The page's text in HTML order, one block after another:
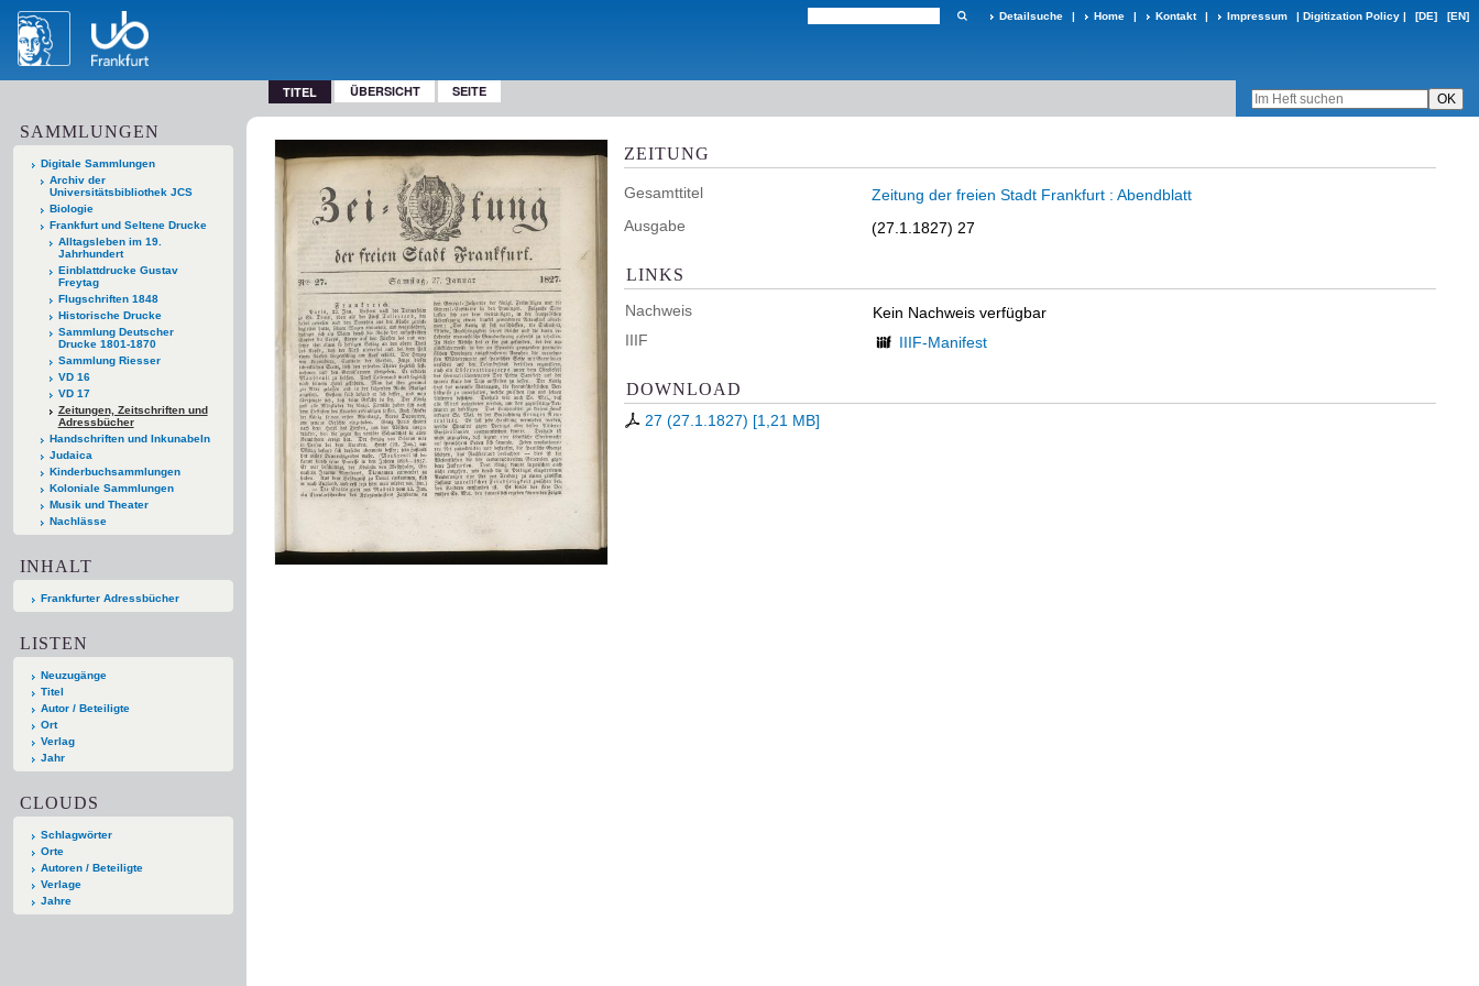
Detailsuche | Home | Kontakt | Impressum | Digitization Policy | [DE] [EN]
TITEL ÜBERSICHT SEITE
SAMMLUNGEN
Digitale Sammlungen
Archiv der
Universitätsbibliothek JCS
Biologie
Frankfurt und Seltene Drucke
Alltagsleben im 19.
Jahrhundert
Einblattdrucke Gustav
Freytag
Flugschriften 1848
Historische Drucke
Sammlung Deutscher
Drucke 1801-1870
Sammlung Riesser
VD 16
VD 17
Zeitungen, Zeitschriften und
Adressbücher
Handschriften und Inkunabeln
Judaica
Kinderbuchsammlungen
Koloniale Sammlungen
Musik und Theater
Nachlässe
INHALT
Frankfurter Adressbücher
LISTEN
Neuzugänge
Titel
Autor / Beteiligte
Ort
Verlag
Jahr
CLOUDS
Schlagwörter
Orte
Autoren / Beteiligte
Verlage
Jahre
ZEITUNG
Gesamttitel
Zeitung der freien Stadt Frankfurt : Abendblatt
Ausgabe
(27.1.1827) 27
LINKS
Nachweis
Kein Nachweis verfügbar
IIIF
IIIF-Manifest
DOWNLOAD
27 (27.1.1827) [1,21 MB]